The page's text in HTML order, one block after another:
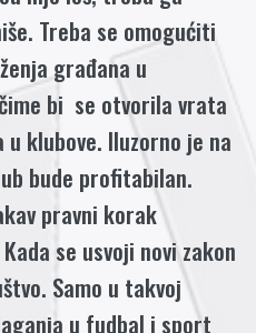
Treba se omogućiti
građana u
bi se otvorila vrata
klubove. Iluzorno je na
bude profitabilan.
pravni korak
se usvoji novi zakon
Samo u takvoj
u fudbal i sport